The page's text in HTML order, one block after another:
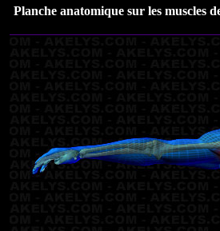
Planche anatomique sur les muscles